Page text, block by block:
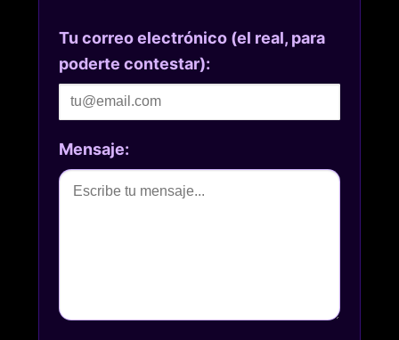
Tu correo electrónico (el real, para
poderte contestar):
Mensaje: